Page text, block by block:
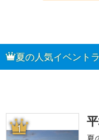
夏の人気イベント
1
夏